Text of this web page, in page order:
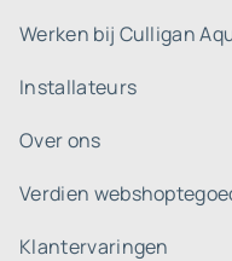
Werken bij Culligan
Installateurs
Over ons
Verdien
Klantervaringen